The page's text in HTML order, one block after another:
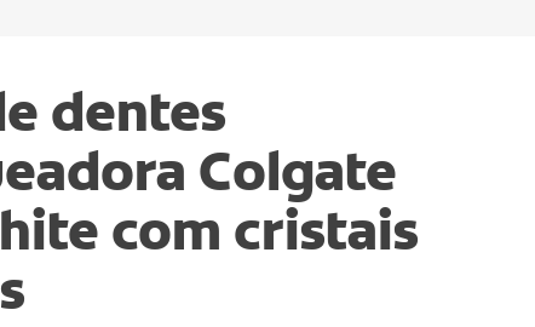
dentes
Colgate
com cristais